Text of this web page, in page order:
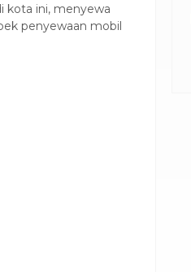
kota ini, menyewa
penyewaan mobil
Trip Pulau Lihaga
20...